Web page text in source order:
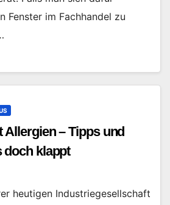
Fenster im Fachhandel zu
– Tipps und
doch klappt
heutigen Industriegesellschaft